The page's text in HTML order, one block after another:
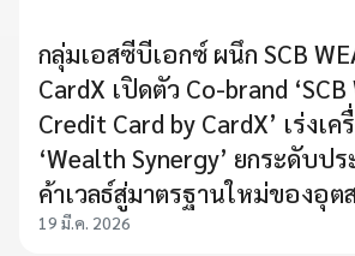
กลุ่มเอสซีบีเอกซ์ ผนึก SCB
CardX เปิดตัว Co-brand ‘SCB
Credit Card by CardX’ เร่งเ
‘Wealth Synergy’ ยกระดับป
ค้าเวลธ์สู่มาตรฐานใหม่ของอุต
19 มี.ค. 2026